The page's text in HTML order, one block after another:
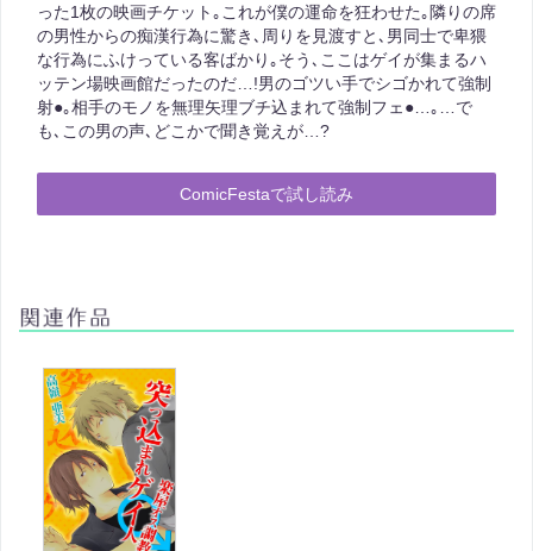
った1枚の映画チケット｡これが僕の運命を狂わせた｡隣りの席
の男性からの痴漢行為に驚き､周りを見渡すと､男同士で卑猥
な行為にふけっている客ばかり｡そう､ここはゲイが集まるハ
ッテン場映画館だったのだ…!男のゴツい手でシゴかれて強制
射●｡相手のモノを無理矢理ブチ込まれて強制フェ●…｡…で
も､この男の声､どこかで聞き覚えが…?
ComicFestaで試し読み